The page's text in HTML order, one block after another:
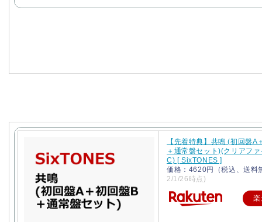
【先着特典】共鳴 (初回盤A
＋通常盤セット)(クリアフ
C) [ SixTONES ]
価格：4620円（税込、送料
2/1/26時点)